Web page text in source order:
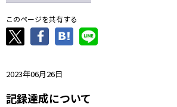
このページを共有する
2023年06月26日
記録達成について